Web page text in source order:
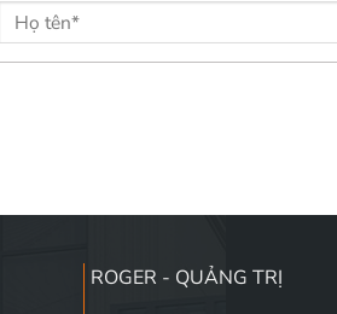
ROGER - QUẢNG TRỊ